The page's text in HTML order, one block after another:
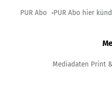
PUR Abo PUR Abo hier
Mediadaten Print